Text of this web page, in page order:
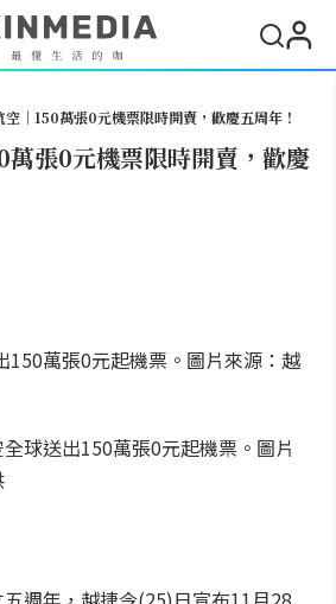
空│150萬張0元機票限時開賣，歡慶五周年！
張0元機票限時開賣，歡慶
球送出150萬張0元起機票。圖片